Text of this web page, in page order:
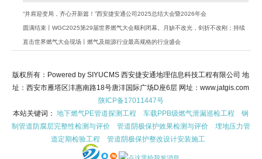
“并肩迎变局，齐心开新篇！”西安捷安通公司2025总结大会暨2026年会
圆满结束丨WGC2025第29届世界燃气大会顺利闭幕。月缺不改光，剑折不改刚；持续
努力加大创新，积极探索行业未来
直击世界燃气大会现场丨燃气及能源行业最高规格的行业盛会
版权所有：Powered by SIYUCMS 西安捷安通地理信息科技工程有限公司 地
址：西安市雁塔区沣惠南路18号唐沣国际广场D座6层 网址：www.jatgis.com
陕ICP备17011447号
本站关键词：地下燃气PE管道探测工程 车载PPB级燃气泄漏巡检工程
钢
制管道防腐层完整性检测与评价
管道阴极保护效果检测与评价
埋地压力管
道定期检验工程
管道阴极保护整改设计安装施工